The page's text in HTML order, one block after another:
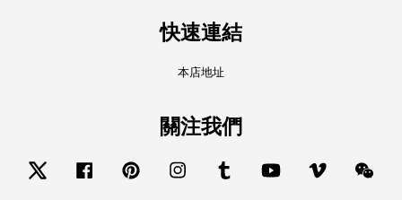
快速連結
本店地址
關注我們
Twitter Facebook Pinterest Instagram Tumblr YouTube Vimeo